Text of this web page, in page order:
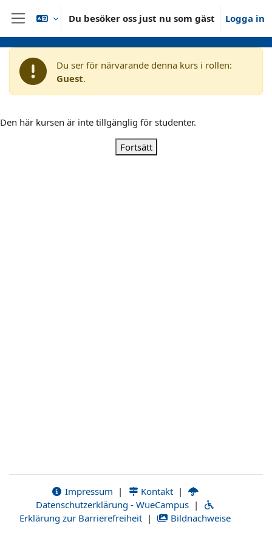
Gå direkt till huvudinnehåll
Sidopanel
Du besöker oss just nu som gäst Logga in
Du ser för närvarande denna kurs i rollen:
Guest.
Den här kursen är inte tillgänglig för studenter.
Fortsätt
Impressum | Kontakt |
Datenschutzerklärung - WueCampus |
Erklärung zur Barrierefreiheit | Bildnachweise